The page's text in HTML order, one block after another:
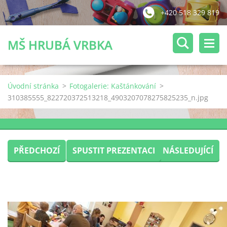
+420 518 329 819
MŠ HRUBÁ VRBKA
Úvodní stránka > Fotogalerie: Kaštánkování >
310385555_822720372513218_4903207078275825235_n.jpg
PŘEDCHOZÍ SPUSTIT PREZENTACI NÁSLEDUJÍCÍ